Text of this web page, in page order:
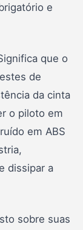
e
que o
de
da cinta
o piloto em
em ABS
dissipar a
sobre suas